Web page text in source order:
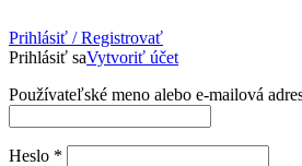
Prihlásiť / Registrovať
Prihlásiť saVytvoriť účet
Používateľské meno alebo e-mailová
Heslo *